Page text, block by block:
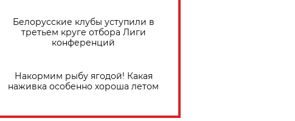
Белорусские клубы уступили в
третьем круге отбора Лиги
конференций
Накормим рыбу ягодой! Какая
наживка особенно хороша летом